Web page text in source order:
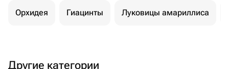
Орхидея Гиацинты Луковицы амариллиса
Другие категории